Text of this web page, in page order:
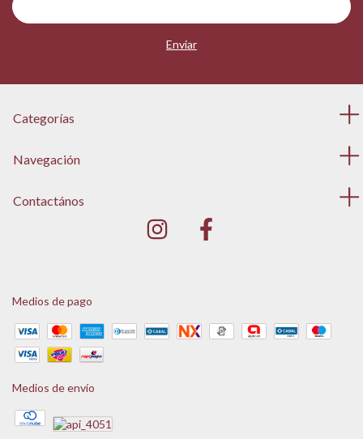
Categorías
Navegación
Contactános
Medios de pago
Medios de envío